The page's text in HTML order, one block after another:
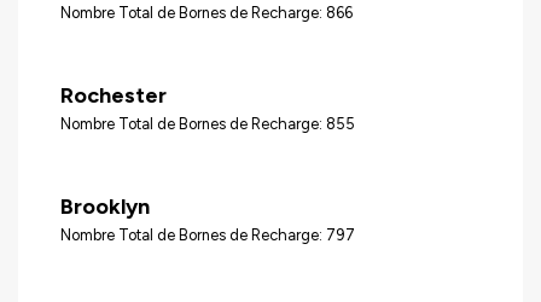
Nombre Total de Bornes de Recharge: 866
Rochester
Nombre Total de Bornes de Recharge: 855
Brooklyn
Nombre Total de Bornes de Recharge: 797